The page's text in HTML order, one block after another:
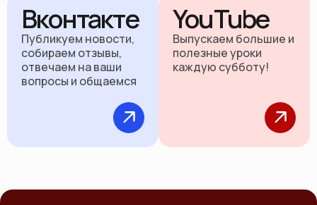
Вконтакте
Публикуем новости,
собираем отзывы,
отвечаем на ваши
вопросы и общаемся
YouTube
Выпускаем большие и
полезные уроки
каждую субботу!